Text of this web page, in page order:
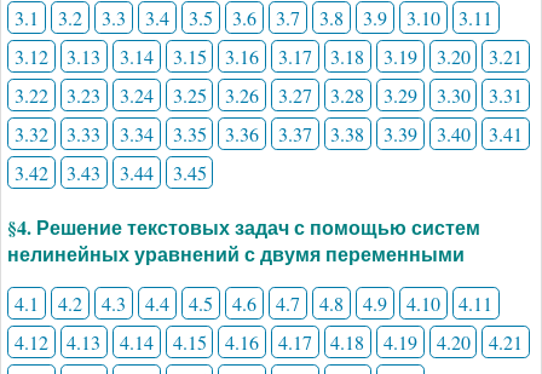
3.1 3.2 3.3 3.4 3.5 3.6 3.7 3.8 3.9 3.10
3.11
3.12
3.13 3.14 3.15 3.16 3.17 3.18 3.19 3.20
3.21
3.22
3.23 3.24 3.25 3.26 3.27 3.28 3.29 3.30
3.31
3.32
3.33 3.34 3.35 3.36 3.37 3.38 3.39 3.40
3.41
3.42
3.43 3.44 3.45
§4. Решение текстовых задач с помощью систем
нелинейных уравнений с двумя переменными
4.1 4.2 4.3 4.4 4.5 4.6 4.7 4.8 4.9 4.10
4.11
4.12
4.13 4.14 4.15 4.16 4.17 4.18 4.19 4.20
4.21